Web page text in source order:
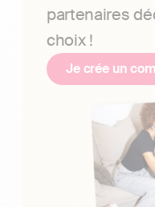
partenaires
choix !
Je crée un